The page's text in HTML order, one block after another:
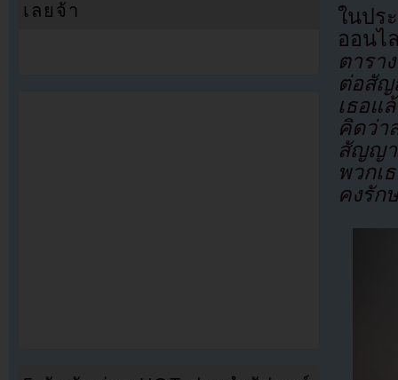
ในปร
ออน
ตารา
ต่อสัญ
เธอแ
คิดว่า
สัญญา
พวกเ
คงรัก
เลยจ้า